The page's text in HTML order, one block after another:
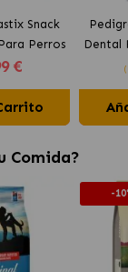
Snack
Perros
25 kg
€
Dental
Comida?
-